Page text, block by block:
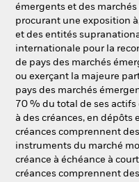
émergents et des
procurant une exposition
et des entités
internationale pour la
de pays des marchés
ou exerçant la majeure
pays des marchés
70 % du total de ses
à des créances, en
créances comprennent
instruments du marché
créance à échéance à
créances comprennent